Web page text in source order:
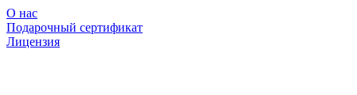
О нас
Подарочный сертификат
Лицензия